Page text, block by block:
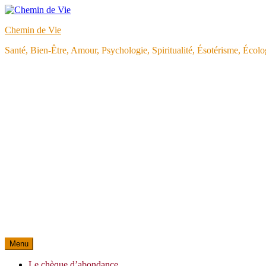
Aller
contenu
Chemin de Vie
Santé, Bien-Être, Amour, Psychologie, Spiritualité, Ésotérisme,
Menu